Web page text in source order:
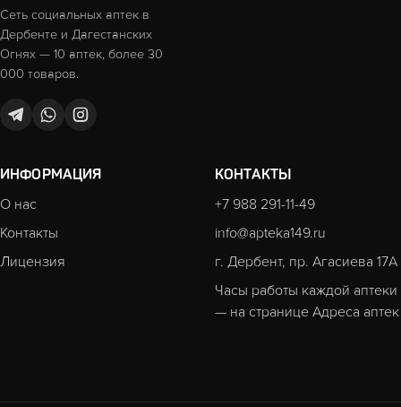
Сеть социальных аптек в
Дербенте и Дагестанских
Огнях — 10 аптек, более 30
000 товаров.
ИНФОРМАЦИЯ
О нас
Контакты
Лицензия
КОНТАКТЫ
+7 988 291-11-49
info@apteka149.ru
г. Дербент, пр. Агасиева 17А
Часы работы каждой аптеки
— на странице Адреса аптек